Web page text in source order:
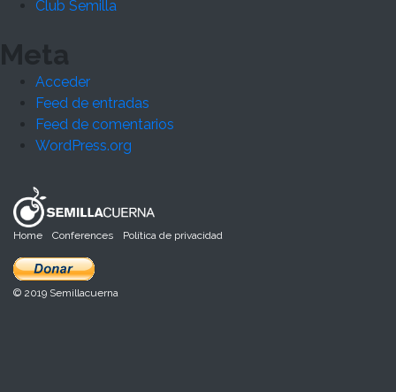
Club Semilla
Meta
Acceder
Feed de entradas
Feed de comentarios
WordPress.org
Home Conferences Política de privacidad
© 2019 Semillacuerna